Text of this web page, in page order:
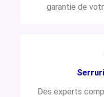
garantie de
Des experts